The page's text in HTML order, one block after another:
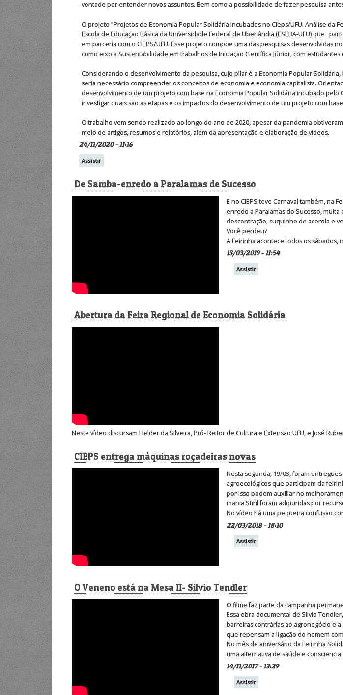
vontade por entender novos assuntos. Bem como a possibilidade de fazer pesquisa
O projeto "Projetos de Economia Popular Solidária Incubados no Cieps/UFU: Análise da
Escola de Educação Básica da Universidade Federal de Uberlândia (ESEBA-UFU) que
em parceria com o CIEPS/UFU. Esse projeto compõe uma das pesquisas desenvolvidas
como eixo a Sustentabilidade em trabalhos de Iniciação Científica Júnior, com estudantes
Considerando o desenvolvimento da pesquisa, cujo pilar é a Economia Popular
seria necessário compreender os conceitos de economia e economia capitalista.
desenvolvimento de um projeto com base na Economia Popular Solidária incubado
investigar quais são as etapas e os impactos do desenvolvimento de um projeto com
O trabalho vem sendo realizado ao longo do ano de 2020, apesar da pandemia
meio de artigos, resumos e relatórios, além da apresentação e elaboração de vídeos.
24/11/2020 - 11:16
Assistir
De Samba-enredo a Paralamas de Sucesso
E no CIEPS teve Carnaval também, na
enredo a Paralamas do Sucesso,
descontração, suquinho de acerola e
Você perdeu?
A Feirinha acontece todos os sábados,
13/03/2019 - 11:54
Assistir
Abertura da Feira Regional de Economia Solidária
Neste vídeo discursam Helder da Silveira, Pró- Reitor de Cultura e Extensão UFU, e José
CIEPS entrega máquinas roçadeiras novas
Nesta segunda, 19/03, foram
agroecológicos que participam da
por isso podem auxiliar no
marca Stihl foram adquiridas por
No vídeo há uma pequena confusão
22/03/2018 - 18:10
Assistir
O Veneno está na Mesa II- Silvio Tendler
O filme faz parte da campanha
Essa obra documental de Silvio
barreiras contrárias ao agronegócio e
que repensam a ligação do homem
No mês de aniversário da Feirinha
uma alternativa de saúde e consciencia
14/11/2017 - 13:29
Assistir